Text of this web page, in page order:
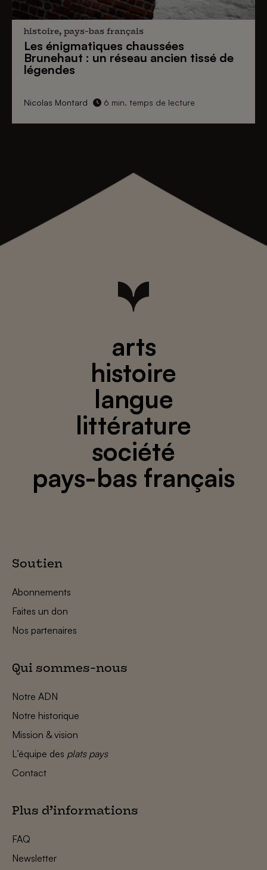
histoire, pays-bas français
Les énigmatiques chaussées
Brunehaut : un réseau ancien tissé de
légendes
Nicolas Montard 6 min. temps de lecture
arts
histoire
langue
littérature
société
pays-bas français
Soutien
Abonnements
Faites un don
Nos partenaires
Qui sommes-nous
Notre ADN
Notre historique
Mission & vision
L’équipe des plats pays
Contact
Plus d’informations
FAQ
Newsletter